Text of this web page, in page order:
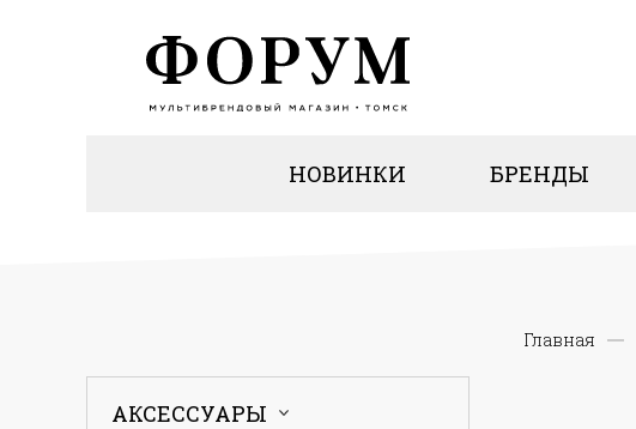
НОВИНКИ БРЕНДЫ
Главная
АКСЕССУАРЫ